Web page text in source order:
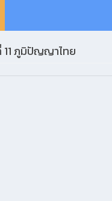
11 ภูมิปัญญาไทย